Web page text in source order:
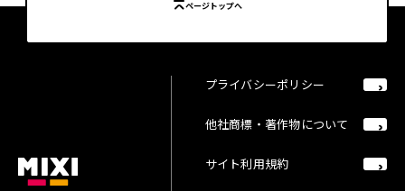
ページトップへ
プライバシーポリシー
他社商標・著作物について
サイト利用規約